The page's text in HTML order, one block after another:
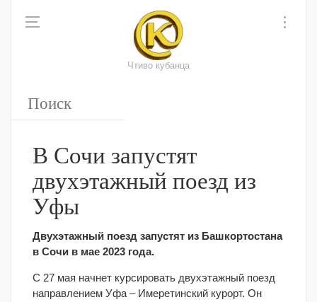
Чтиво кубанца
В Сочи запустят
двухэтажный поезд из
Уфы
Двухэтажный поезд запустят из Башкортостана
в Сочи в мае 2023 года.
С 27 мая начнет курсировать двухэтажный поезд
направлением Уфа – Имеретинский курорт. Он